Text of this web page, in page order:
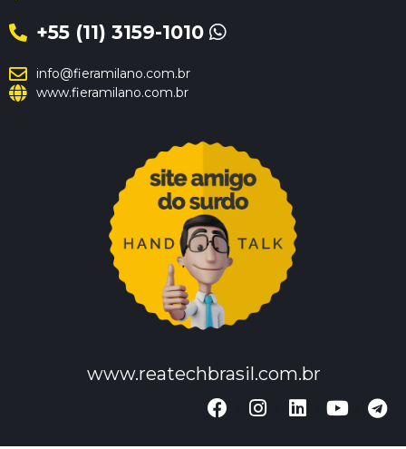
+55 (11) 3159-1010
info@fieramilano.com.br
www.fieramilano.com.br
www.reatechbrasil.com.br